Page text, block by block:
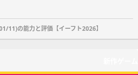
11)の能力と評価【イーフト2026】